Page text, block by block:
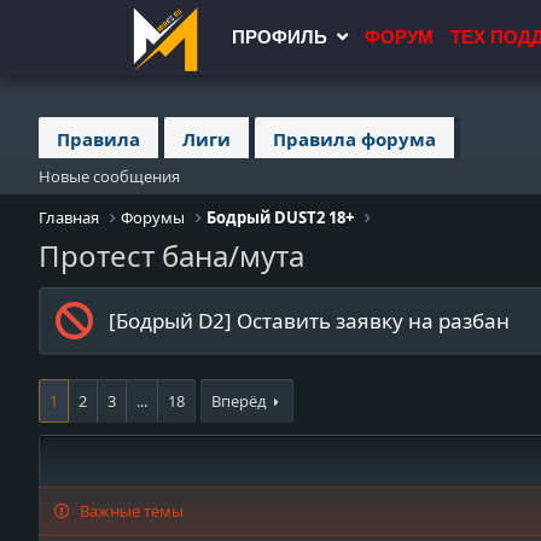
ПРОФИЛЬ ФОРУМ ТЕХ
Правила Лиги Правила форума
Новые сообщения
Главная
Форумы Бодрый DUST2 18+
Протест бана/мута
[Бодрый D2] Оставить заявку на разбан
1 2 3 ... 18 Вперёд
Важные темы